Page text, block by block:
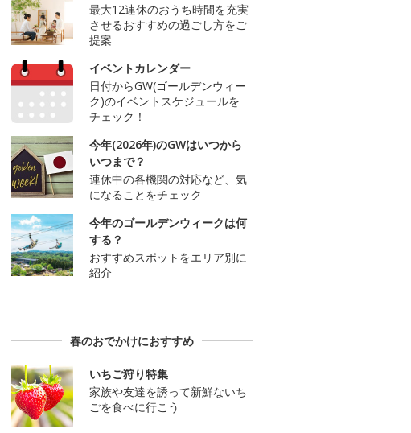
最大12連休のおうち時間を充実
させるおすすめの過ごし方をご
提案
イベントカレンダー
日付からGW(ゴールデンウィー
ク)のイベントスケジュールを
チェック！
今年(2026年)のGWはいつから
いつまで？
連休中の各機関の対応など、気
になることをチェック
今年のゴールデンウィークは何
する？
おすすめスポットをエリア別に
紹介
春のおでかけにおすすめ
いちご狩り特集
家族や友達を誘って新鮮ないち
ごを食べに行こう